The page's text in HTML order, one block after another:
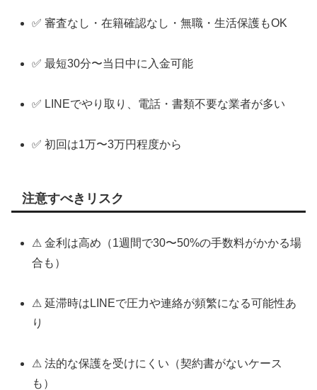
✅ 審査なし・在籍確認なし・無職・生活保護もOK
✅ 最短30分〜当日中に入金可能
✅ LINEでやり取り、電話・書類不要な業者が多い
✅ 初回は1万〜3万円程度から
注意すべきリスク
⚠ 金利は高め（1週間で30〜50%の手数料がかかる場
合も）
⚠ 延滞時はLINEで圧力や連絡が頻繁になる可能性あ
り
⚠ 法的な保護を受けにくい（契約書がないケース
も）